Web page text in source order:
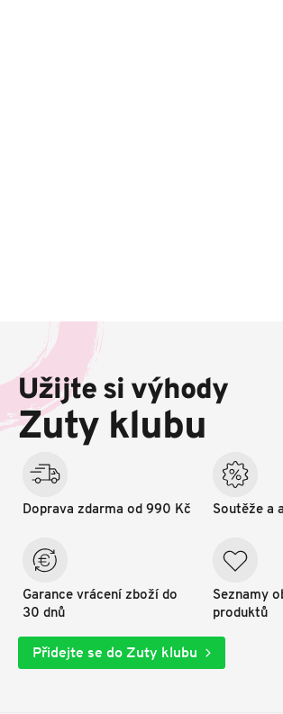
a
í
Užijte si výhody
Zuty klubu
Doprava zdarma od 990 Kč
Garance vrácení zboží do
30 dnů
Soutěže a
Seznamy
produktů
Přidejte se do Zuty klubu